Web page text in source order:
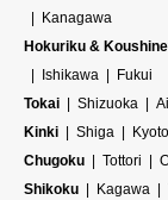
Kanagawa
Hokuriku &
Ishikawa
Fukui
Tokai
Shizuoka
Kinki
Shiga Kyoto
Chugoku
Tottori
Shikoku
Kagawa